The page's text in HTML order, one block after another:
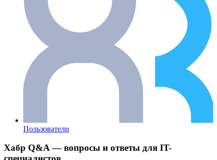
Пользователи
Хабр Q&A — вопросы и ответы для IT-